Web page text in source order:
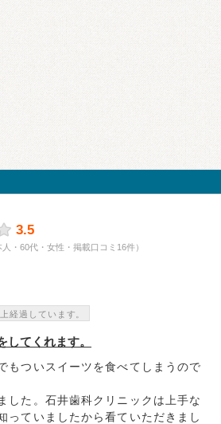
3.5
・60代・女性・掲載口コミ16件）
経過しています。
てくれます。
もついスイーツを食べてしまうので
した。石井歯科クリニックは上手な
っていましたから看ていただきまし